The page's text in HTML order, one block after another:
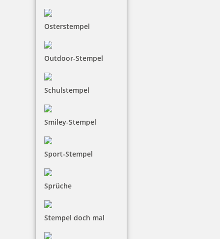
Osterstempel
Outdoor-Stempel
Schulstempel
Smiley-Stempel
Sport-Stempel
Sprüche
Stempel doch mal
Trodat Professional 5480 Mehrfarbiger Stempel
139,25 €
Jetzt gestalten